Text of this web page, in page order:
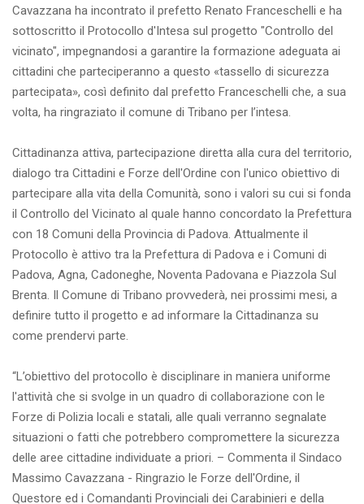
Cavazzana ha incontrato il prefetto Renato Franceschelli e ha
sottoscritto il Protocollo d'Intesa sul progetto "Controllo del
vicinato", impegnandosi a garantire la formazione adeguata ai
cittadini che parteciperanno a questo «tassello di sicurezza
partecipata», così definito dal prefetto Franceschelli che, a sua
volta, ha ringraziato il comune di Tribano per l’intesa.
Cittadinanza attiva, partecipazione diretta alla cura del territorio,
dialogo tra Cittadini e Forze dell'Ordine con l'unico obiettivo di
partecipare alla vita della Comunità, sono i valori su cui si fonda
il Controllo del Vicinato al quale hanno concordato la Prefettura
con 18 Comuni della Provincia di Padova. Attualmente il
Protocollo è attivo tra la Prefettura di Padova e i Comuni di
Padova, Agna, Cadoneghe, Noventa Padovana e Piazzola Sul
Brenta. Il Comune di Tribano provvederà, nei prossimi mesi, a
definire tutto il progetto e ad informare la Cittadinanza su
come prendervi parte.
“L’obiettivo del protocollo è disciplinare in maniera uniforme
l'attività che si svolge in un quadro di collaborazione con le
Forze di Polizia locali e statali, alle quali verranno segnalate
situazioni o fatti che potrebbero compromettere la sicurezza
delle aree cittadine individuate a priori. – Commenta il Sindaco
Massimo Cavazzana - Ringrazio le Forze dell'Ordine, il
Questore ed i Comandanti Provinciali dei Carabinieri e della